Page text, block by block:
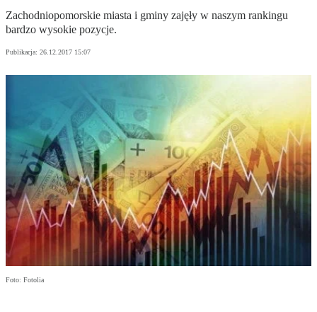
Zachodniopomorskie miasta i gminy zajęły w naszym rankingu
bardzo wysokie pozycje.
Publikacja: 26.12.2017 15:07
Foto: Fotolia